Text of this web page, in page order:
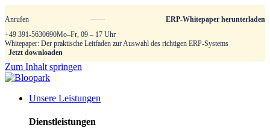
Anrufen
ERP-Whitepaper herunterladen
+49 391-5630690Mo–Fr, 09 – 17 Uhr
Whitepaper: Der praktische Leitfaden zur Auswahl des richtigen ERP-Systems
Jetzt downloaden
Zum Inhalt springen
Unsere Leistungen
Dienstleistungen